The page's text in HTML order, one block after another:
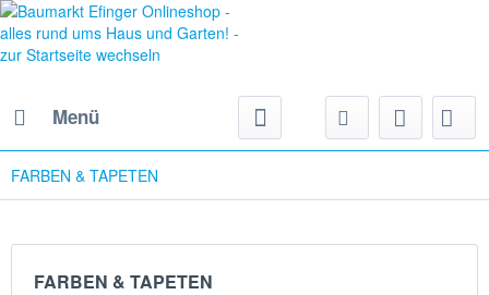
Menü
FARBEN & TAPETEN
FARBEN & TAPETEN